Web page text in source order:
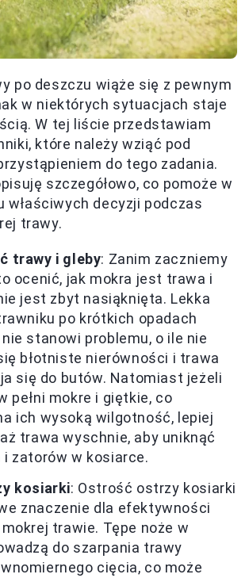
po deszczu wiąże się z pewnym
w niektórych sytuacjach staje
W tej liście przedstawiam
które należy wziąć pod
do tego zadania.
szczegółowo, co pomoże w
właściwych decyzji podczas
trawy.
trawy i gleby: Zanim zaczniemy
ocenić, jak mokra jest trawa i
jest zbyt nasiąknięta. Lekka
po krótkich opadach
stanowi problemu, o ile nie
błotniste nierówności i trawa
się do butów. Natomiast jeżeli
pełni mokre i giętkie, co
ich wysoką wilgotność, lepiej
trawa wyschnie, aby uniknąć
i zatorów w kosiarce.
kosiarki: Ostrość ostrzy kosiarki
znaczenie dla efektywności
trawie. Tępe noże w
do szarpania trawy
cięcia, co może